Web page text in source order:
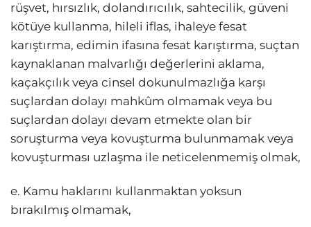
rüşvet, hırsızlık, dolandırıcılık, sahtecilik, güveni
kötüye kullanma, hileli iflas, ihaleye fesat
karıştırma, edimin ifasına fesat karıştırma, suçtan
kaynaklanan malvarlığı değerlerini aklama,
kaçakçılık veya cinsel dokunulmazlığa karşı
suçlardan dolayı mahkûm olmamak veya bu
suçlardan dolayı devam etmekte olan bir
soruşturma veya kovuşturma bulunmamak veya
kovuşturması uzlaşma ile neticelenmemiş olmak,
e. Kamu haklarını kullanmaktan yoksun
bırakılmış olmamak,